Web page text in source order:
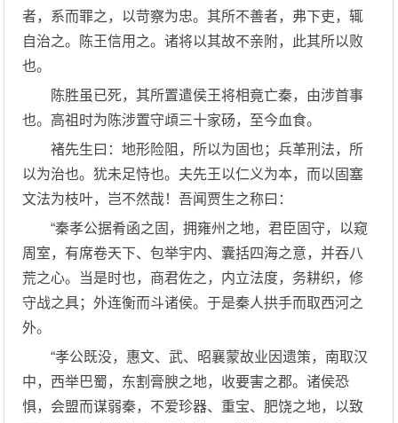
者，系而罪之，以苛察为忠。其所不善者，弗下吏，辄
自治之。陈王信用之。诸将以其故不亲附，此其所以败
也。
陈胜虽已死，其所置遣侯王将相竟亡秦，由涉首事
也。高祖时为陈涉置守頉三十家砀，至今血食。
褚先生曰：地形险阻，所以为固也；兵革刑法，所
以为治也。犹未足恃也。夫先王以仁义为本，而以固塞
文法为枝叶，岂不然哉！吾闻贾生之称曰：
“秦孝公据肴函之固，拥雍州之地，君臣固守，以窥
周室，有席卷天下、包举宇内、囊括四海之意，并吞八
荒之心。当是时也，商君佐之，内立法度，务耕织，修
守战之具；外连衡而斗诸侯。于是秦人拱手而取西河之
外。
“孝公既没，惠文、武、昭襄蒙故业因遗策，南取汉
中，西举巴蜀，东割膏腴之地，收要害之郡。诸侯恐
惧，会盟而谋弱秦，不爱珍器、重宝、肥饶之地，以致